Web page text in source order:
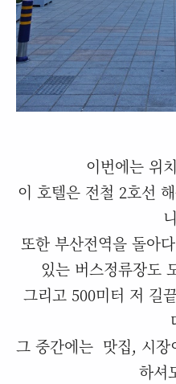
이번에는 위
이 호텔은 전철 2호선
또한 부산전역을 돌아
있는 버스정류장도
그리고 500미터 저 길
그 중간에는 맛집, 시장
하셔